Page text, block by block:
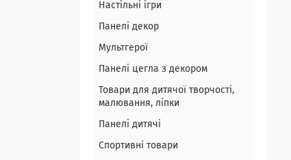
Настільні ігри
Панелі декор
Мультгерої
Панелі цегла з декором
Товари для дитячої творчості,
малювання, ліпки
Панелі дитячі
Спортивні товари